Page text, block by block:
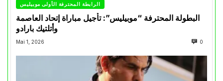
الرابطة المحترفة الأولى موبيليس
البطولة المحترفة “موبيليس”: تأجيل مباراة إتحاد العاصمة
وأتلتيك بارادو
Mai 1, 2026 0